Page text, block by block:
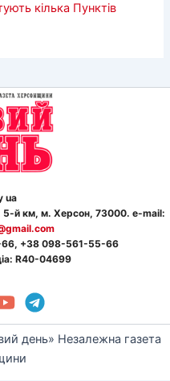
кілька Пунктів
ua
5-й км, м. Херсон, 73000. e-mail:
+38 098-561-55-66
R40-04699
день» Незалежна газета